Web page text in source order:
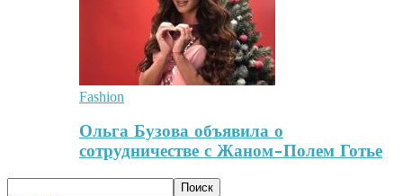
Fashion
Ольга Бузова объявила о
сотрудничестве с Жаном-Полем Готье